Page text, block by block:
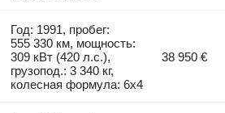
Год: 1991, пробег:
555 330 км, мощность:
309 кВт (420 л.с.),
грузопод.: 3 340 кг,
колесная формула: 6x4
38 950 €